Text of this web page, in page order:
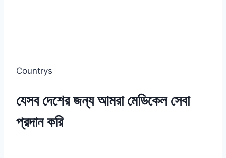
Countrys
যেসব দেশের জন্য আমরা মেডিকেল সেবা
প্রদান করি